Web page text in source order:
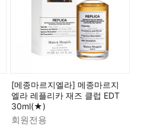
[메종마르지엘라] 메종마르지
엘라 레플리카 재즈 클럽 EDT
30ml(★)
회원전용